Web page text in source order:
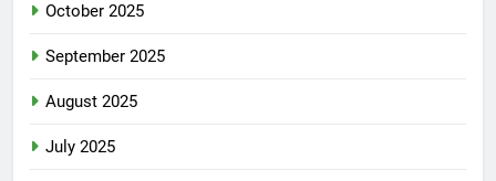
October 2025
September 2025
August 2025
July 2025